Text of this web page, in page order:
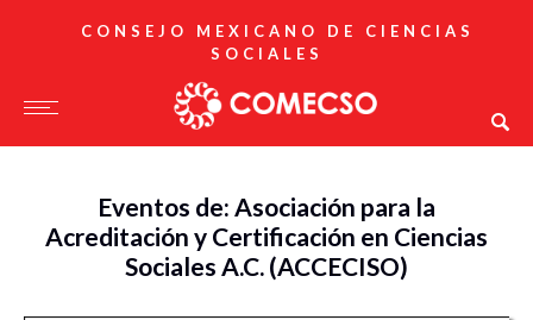
CONSEJO MEXICANO DE CIENCIAS
SOCIALES
Eventos de: Asociación para la
Acreditación y Certificación en Ciencias
Sociales A.C. (ACCECISO)